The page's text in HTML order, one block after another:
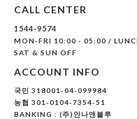
CALL CENTER
1544-9574
MON-FRI 10:00 - 05:00 /
SAT & SUN OFF
ACCOUNT INFO
국민 318001-04-099984
농협 301-0104-7354-51
BANKING : (주)안나앤블루